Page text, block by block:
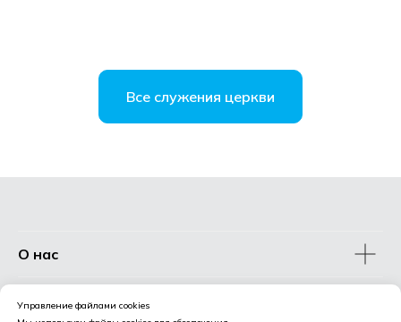
Все служения церкви
О нас
Церковные служения
Управление файлами cookies